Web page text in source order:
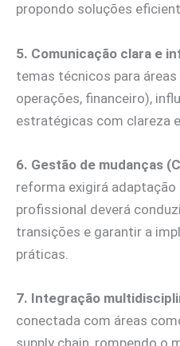
propondo soluções
5. Comunicação clara e
temas técnicos para
operações, financeiro),
estratégicas com clareza
6. Gestão de mudanças
reforma exigirá adaptação
profissional deverá
transições e garantir a
práticas.
7. Integração
conectada com áreas
supply chain, rompendo o